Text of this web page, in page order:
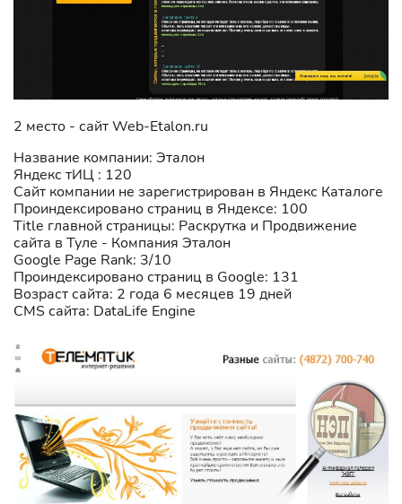
2 место - сайт Web-Etalon.ru
Название компании: Эталон
Яндекс тИЦ : 120
Сайт компании не зарегистрирован в Яндекс Каталоге
Проиндексировано страниц в Яндексе: 100
Title главной страницы: Раскрутка и Продвижение
сайта в Туле - Компания Эталон
Google Page Rank: 3/10
Проиндексировано страниц в Google: 131
Возраст сайта: 2 года 6 месяцев 19 дней
CMS сайта: DataLife Engine